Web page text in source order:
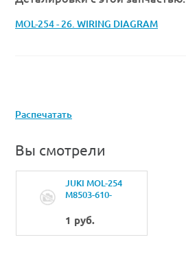
MOL-254 - 26. WIRING DIAGRAM
Распечатать
Вы смотрели
JUKI MOL-254
M8503-610-
MAGNET RELAY
1 руб.